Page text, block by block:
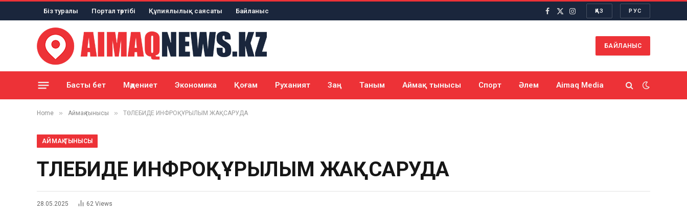
Біз туралы Портал тәртібі Құпиялылық саясаты Байланыс
Facebook
X
Instagram
ҚАЗ РУС
БАЙЛАНЫС
Басты бет Мәдениет Экономика Қоғам Руханият Заң Таным Аймақ тынысы Спорт Әлем Aimaq Media
Home » Аймақ тынысы » ТӨЛЕБИДЕ ИНФРОҚҰРЫЛЫМ ЖАҚСАРУДА
АЙМАҚ ТЫНЫСЫ
ТӨЛЕБИДЕ ИНФРОҚҰРЫЛЫМ ЖАҚСАРУДА
28.05.2025 62 Views